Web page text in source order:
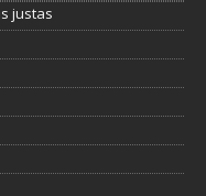
justas